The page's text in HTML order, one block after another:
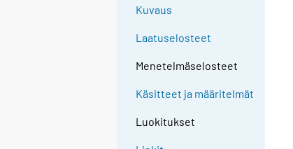
Kuvaus
Laatuselosteet
Menetelmäselosteet
Käsitteet ja määritelmät
Luokitukset